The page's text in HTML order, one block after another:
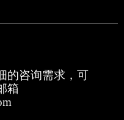
的咨询需求，可
箱